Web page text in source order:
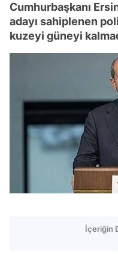
Cumhurbaşkanı
adayı sahiplenen
kuzeyi güneyi
İçeriğin